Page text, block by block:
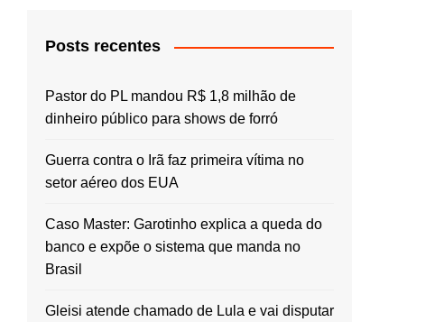
Posts recentes
Pastor do PL mandou R$ 1,8 milhão de
dinheiro público para shows de forró
Guerra contra o Irã faz primeira vítima no
setor aéreo dos EUA
Caso Master: Garotinho explica a queda do
banco e expõe o sistema que manda no
Brasil
Gleisi atende chamado de Lula e vai disputar